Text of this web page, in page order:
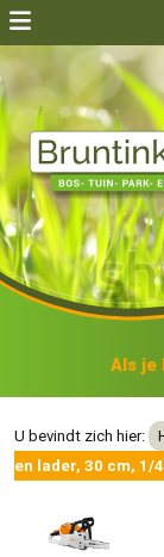
Als je
U bevindt zich hier:
en lader, 30 cm, 1/